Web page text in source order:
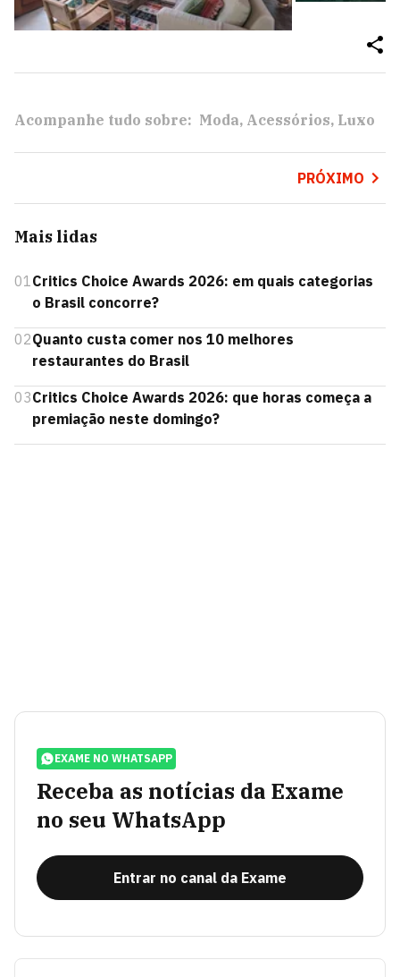
Acompanhe tudo sobre: Moda Acessórios Luxo
PRÓXIMO
Mais lidas
01Critics Choice Awards 2026: em quais categorias
o Brasil concorre?
02Quanto custa comer nos 10 melhores
restaurantes do Brasil
03Critics Choice Awards 2026: que horas começa a
premiação neste domingo?
EXAME NO WHATSAPP
Receba as notícias da Exame
no seu WhatsApp
Entrar no canal da Exame